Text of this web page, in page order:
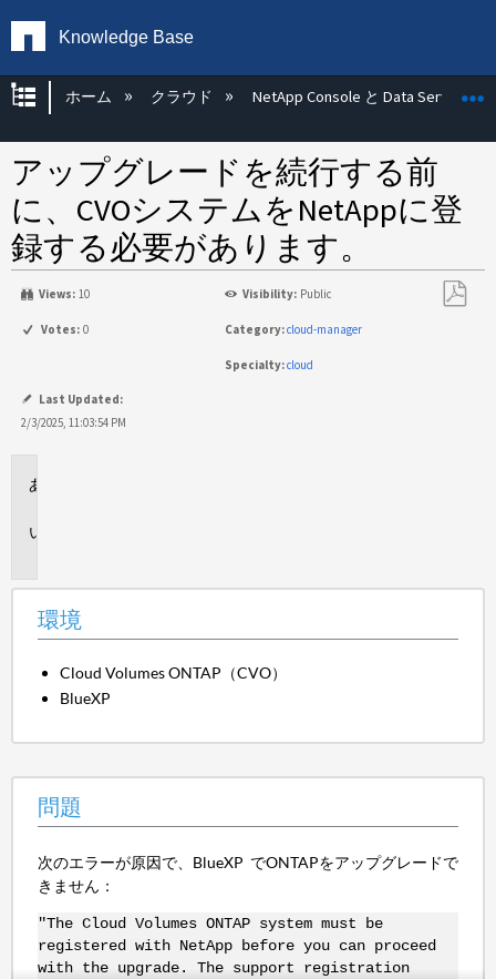
Knowledge Base
グローバル階層を展開/折りたたむ
ホーム クラウド NetApp Console と Data Services
アップグレードを続行する前
に、CVOシステムをNetAppに登
録する必要があります。
Views: 10 Visibility: Public
Votes: 0 Category:cloud-manager
Specialty:cloud
Last Updated:
2/3/2025, 11:03:54 PM
環境
Cloud Volumes ONTAP（CVO）
BlueXP
問題
次のエラーが原因で、BlueXP でONTAPをアップグレードで
きません：
"The Cloud Volumes ONTAP system must be
registered with NetApp before you can proceed
with the upgrade. The support registration